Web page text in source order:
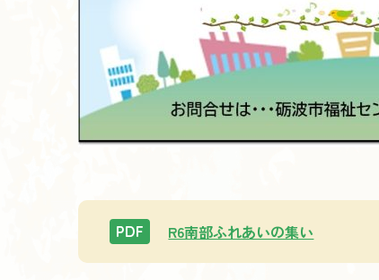
PDF R6南部ふれあいの集い